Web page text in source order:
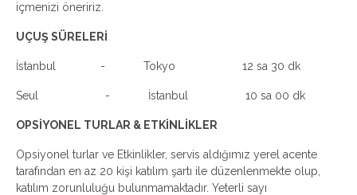
içmenizi öneririz.
UÇUŞ SÜRELERİ
İstanbul - Tokyo 12 sa 30 dk
Seul - İstanbul 10 sa 00 dk
OPSİYONEL TURLAR & ETKİNLİKLER
Opsiyonel turlar ve Etkinlikler, servis aldığımız yerel acente
tarafından en az 20 kişi katılım şartı ile düzenlenmekte olup,
katılım zorunluluğu bulunmamaktadır. Yeterli sayı